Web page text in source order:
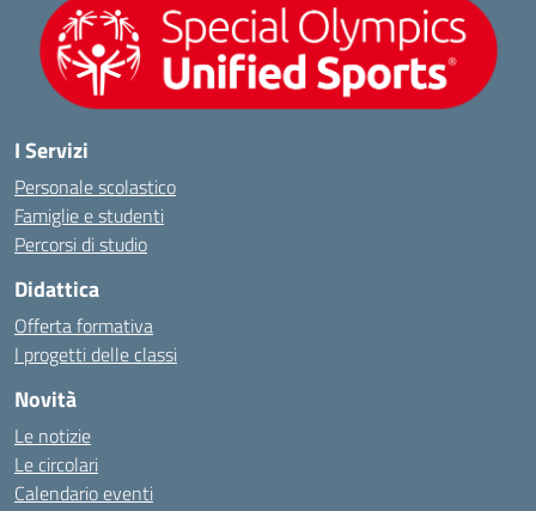
I Servizi
Personale scolastico
Famiglie e studenti
Percorsi di studio
Didattica
Offerta formativa
I progetti delle classi
Novità
Le notizie
Le circolari
Calendario eventi